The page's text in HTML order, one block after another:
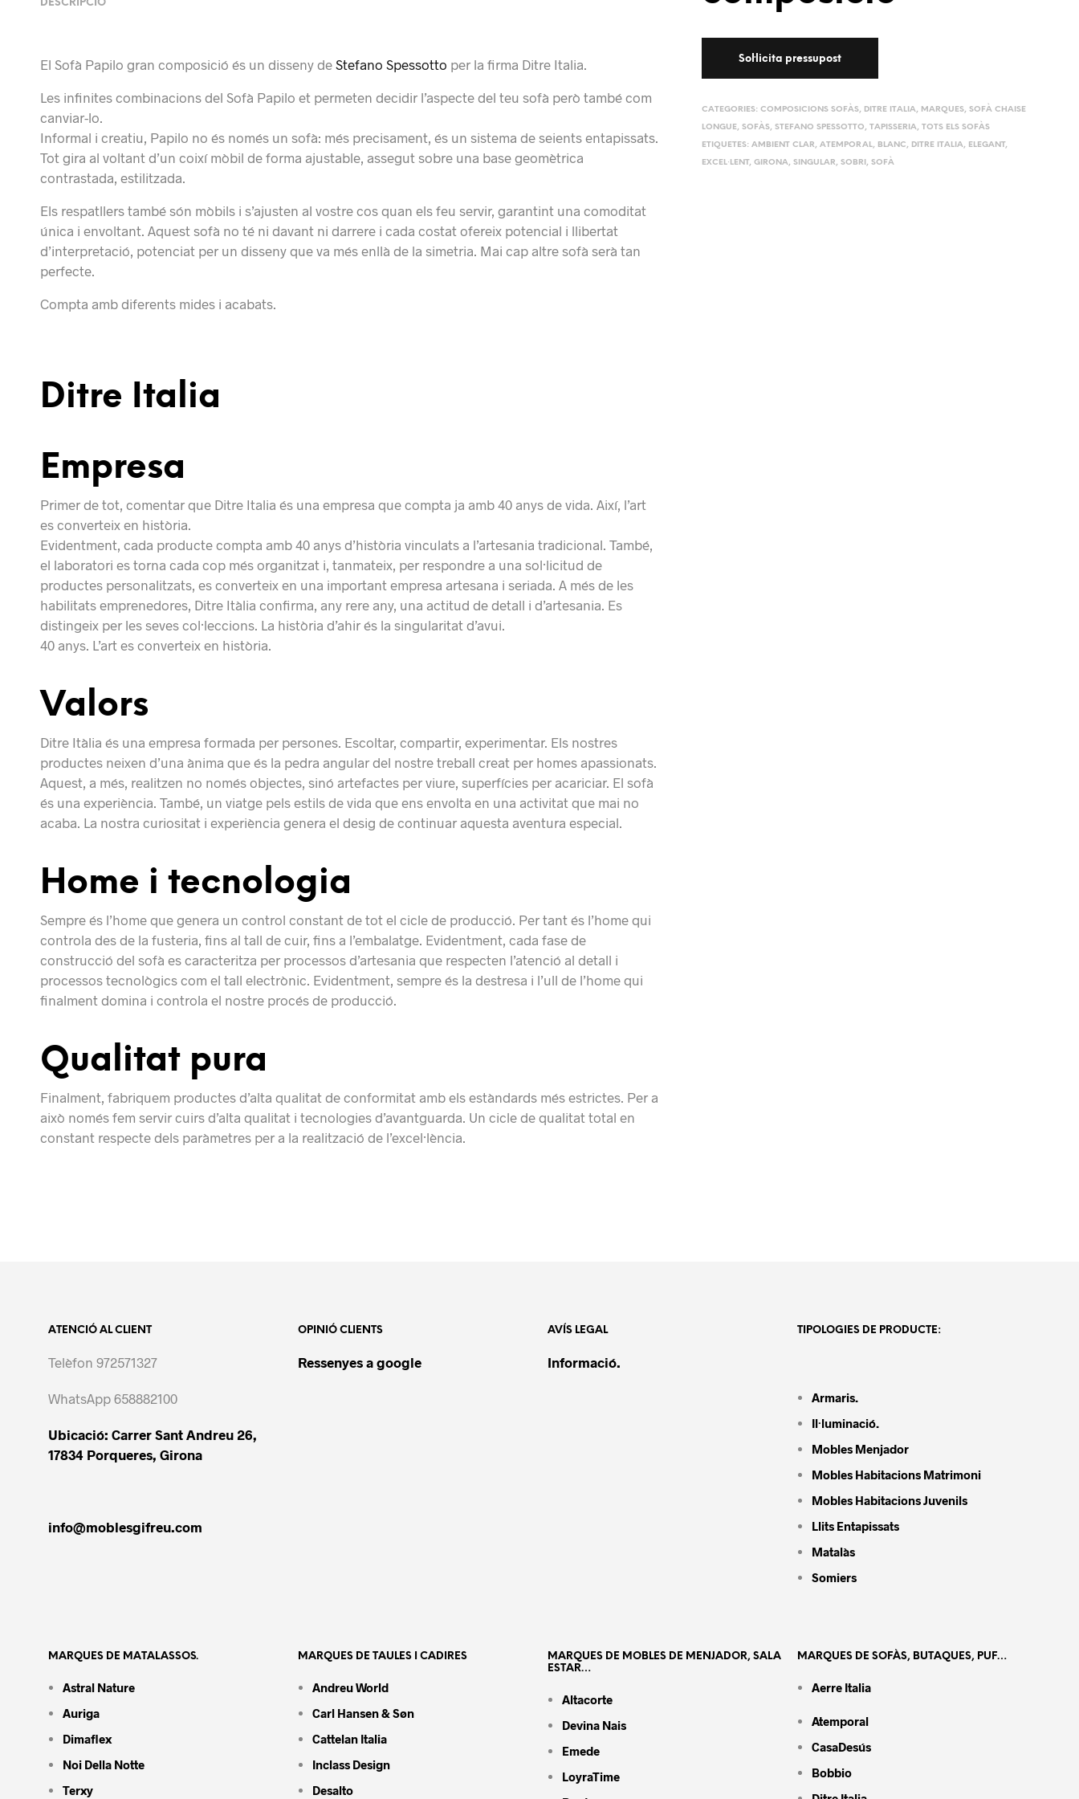
CATEGORIES: COMPOSICIONS SOFÀS, DITRE ITALIA, MARQUES, SOFÀ CHAISE
LONGUE, SOFÀS, STEFANO SPESSOTTO, TAPISSERIA, TOTS ELS SOFÀS
ETIQUETES: AMBIENT CLAR, ATEMPORAL, BLANC, DITRE ITALIA, ELEGANT,
EXCEL·LENT, GIRONA, SINGULAR, SOBRI , SOFÀ
DESCRIPCIÓ
El Sofà Papilo gran composició és un disseny de Stefano Spessotto per la firma Ditre Italia.
Les infinites combinacions del Sofà Papilo et permeten decidir l’aspecte del teu sofà però també com
canviar-lo.
Informal i creatiu, Papilo no és només un sofà: més precisament, és un sistema de seients entapissats.
Tot gira al voltant d’un coixí mòbil de forma ajustable, assegut sobre una base geomètrica
contrastada, estilitzada.
Els respatllers també són mòbils i s’ajusten al vostre cos quan els feu servir, garantint una comoditat
única i envoltant. Aquest sofà no té ni davant ni darrere i cada costat ofereix potencial i llibertat
d’interpretació, potenciat per un disseny que va més enllà de la simetria. Mai cap altre sofà serà tan
perfecte.
Compta amb diferents mides i acabats.
Ditre Italia
Empresa
Primer de tot, comentar que Ditre Italia és una empresa que compta ja amb 40 anys de vida. Així, l’art
es converteix en història.
Evidentment, cada producte compta amb 40 anys d’història vinculats a l’artesania tradicional. També,
el laboratori es torna cada cop més organitzat i, tanmateix, per respondre a una sol·licitud de
productes personalitzats, es converteix en una important empresa artesana i seriada. A més de les
habilitats emprenedores, Ditre Itàlia confirma, any rere any, una actitud de detall i d’artesania. Es
distingeix per les seves col·leccions. La història d’ahir és la singularitat d’avui.
40 anys. L’art es converteix en història.
Valors
Ditre Itàlia és una empresa formada per persones. Escoltar, compartir, experimentar. Els nostres
productes neixen d’una ànima que és la pedra angular del nostre treball creat per homes apassionats.
Aquest, a més, realitzen no només objectes, sinó artefactes per viure, superfícies per acariciar. El sofà
és una experiència. També, un viatge pels estils de vida que ens envolta en una activitat que mai no
acaba. La nostra curiositat i experiència genera el desig de continuar aquesta aventura especial.
Home i tecnologia
Sempre és l’home que genera un control constant de tot el cicle de producció. Per tant és l’home qui
controla des de la fusteria, fins al tall de cuir, fins a l’embalatge. Evidentment, cada fase de
construcció del sofà es caracteritza per processos d’artesania que respecten l’atenció al detall i
processos tecnològics com el tall electrònic. Evidentment, sempre és la destresa i l’ull de l’home qui
finalment domina i controla el nostre procés de producció.
Qualitat pura
Finalment, fabriquem productes d’alta qualitat de conformitat amb els estàndards més estrictes. Per a
això només fem servir cuirs d’alta qualitat i tecnologies d’avantguarda. Un cicle de qualitat total en
constant respecte dels paràmetres per a la realització de l’excel·lència.
ATENCIÓ AL CLIENT
Telèfon 972571327
WhatsApp 658882100
Ubicació: Carrer Sant Andreu 26,
17834 Porqueres, Girona
info@moblesgifreu.com
OPINIÓ CLIENTS
Ressenyes a google
AVÍS LEGAL
Informació.
TIPOLOGIES DE PRODUCTE:
Armaris.
Il·luminació.
Mobles Menjador
Mobles Habitacions Matrimoni
Mobles Habitacions Juvenils
Llits Entapissats
Matalàs
Somiers
MARQUES DE MATALASSOS.
Astral Nature
Auriga
Dimaflex
Noi Della Notte
Terxy
MARQUES DE TAULES I CADIRES
Andreu World
Carl Hansen & Søn
Cattelan Italia
Inclass Design
Desalto
MARQUES DE MOBLES DE MENJADOR, SALA
ESTAR…
Altacorte
Devina Nais
Emede
LoyraTime
MARQUES DE SOFÀS, BUTAQUES, PUF…
Aerre Italia
Atemporal
CasaDesús
Bobbio